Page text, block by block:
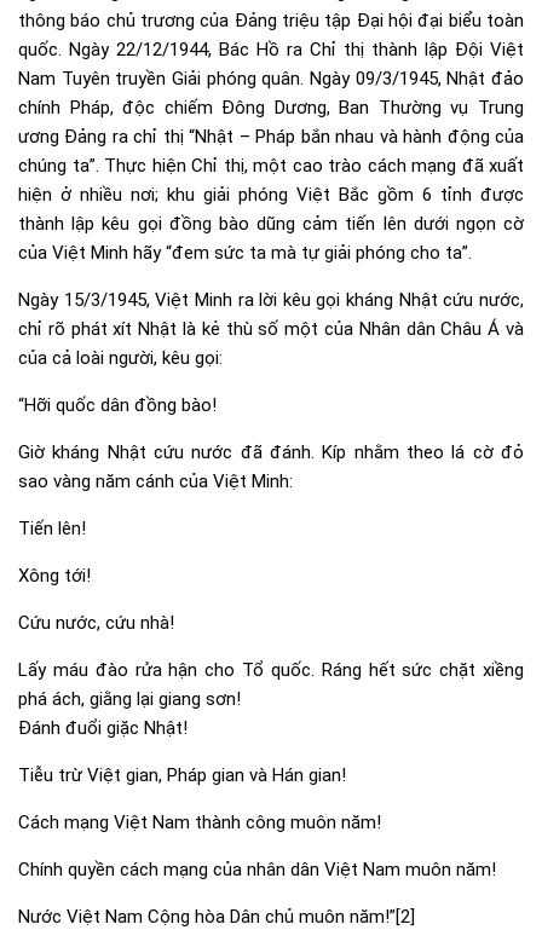
thông báo chủ trương của Đảng triệu tập Đại hội đại biểu toàn
quốc. Ngày 22/12/1944, Bác Hồ ra Chỉ thị thành lập Đội Việt
Nam Tuyên truyền Giải phóng quân. Ngày 09/3/1945, Nhật đảo
chính Pháp, độc chiếm Đông Dương, Ban Thường vụ Trung
ương Đảng ra chỉ thị “Nhật – Pháp bắn nhau và hành động của
chúng ta”. Thực hiện Chỉ thị, một cao trào cách mạng đã xuất
hiện ở nhiều nơi; khu giải phóng Việt Bắc gồm 6 tỉnh được
thành lập kêu gọi đồng bào dũng cảm tiến lên dưới ngọn cờ
của Việt Minh hãy “đem sức ta mà tự giải phóng cho ta”.
Ngày 15/3/1945, Việt Minh ra lời kêu gọi kháng Nhật cứu nước,
chỉ rõ phát xít Nhật là kẻ thù số một của Nhân dân Châu Á và
của cả loài người, kêu gọi:
“Hỡi quốc dân đồng bào!
Giờ kháng Nhật cứu nước đã đánh. Kíp nhằm theo lá cờ đỏ
sao vàng năm cánh của Việt Minh:
Tiến lên!
Xông tới!
Cứu nước, cứu nhà!
Lấy máu đào rửa hận cho Tổ quốc. Ráng hết sức chặt xiềng
phá ách, giằng lại giang sơn!
Đánh đuổi giặc Nhật!
Tiễu trừ Việt gian, Pháp gian và Hán gian!
Cách mạng Việt Nam thành công muôn năm!
Chính quyền cách mạng của nhân dân Việt Nam muôn năm!
Nước Việt Nam Cộng hòa Dân chủ muôn năm!”[2]